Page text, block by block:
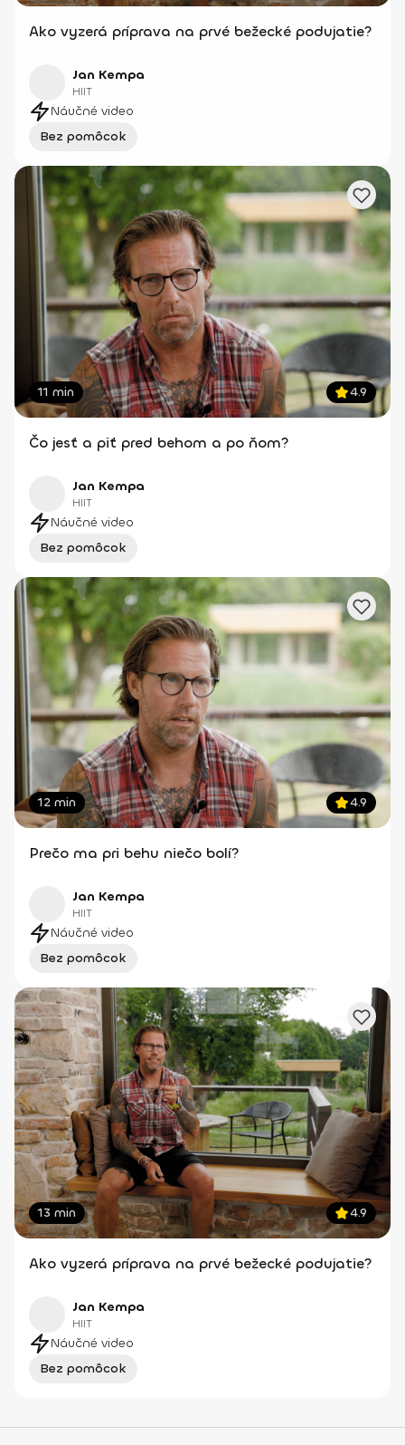
Ako vyzerá príprava na prvé bežecké podujatie?
Jan Kempa
HIIT
Náučné video
Bez pomôcok
11 min 4.9
Čo jesť a piť pred behom a po ňom?
Jan Kempa
HIIT
Náučné video
Bez pomôcok
12 min 4.9
Prečo ma pri behu niečo bolí?
Jan Kempa
HIIT
Náučné video
Bez pomôcok
13 min 4.9
Ako vyzerá príprava na prvé bežecké podujatie?
Jan Kempa
HIIT
Náučné video
Bez pomôcok